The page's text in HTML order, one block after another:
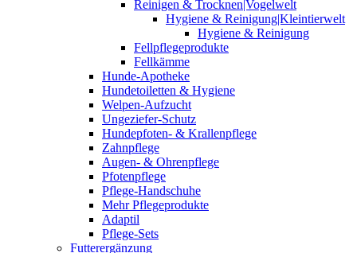
Reinigen & Trocknen|Vogelwelt
Hygiene & Reinigung|Kleintierwelt
Hygiene & Reinigung
Fellpflegeprodukte
Fellkämme
Hunde-Apotheke
Hundetoiletten & Hygiene
Welpen-Aufzucht
Ungeziefer-Schutz
Hundepfoten- & Krallenpflege
Zahnpflege
Augen- & Ohrenpflege
Pfotenpflege
Pflege-Handschuhe
Mehr Pflegeprodukte
Adaptil
Pflege-Sets
Futterergänzung